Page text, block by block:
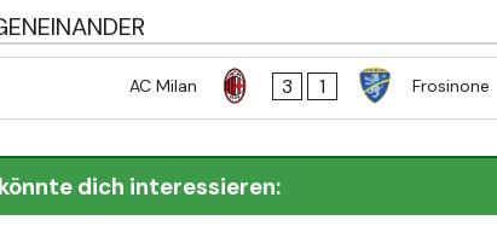
AC Milan 3 1 Frosinone
dich interessieren: